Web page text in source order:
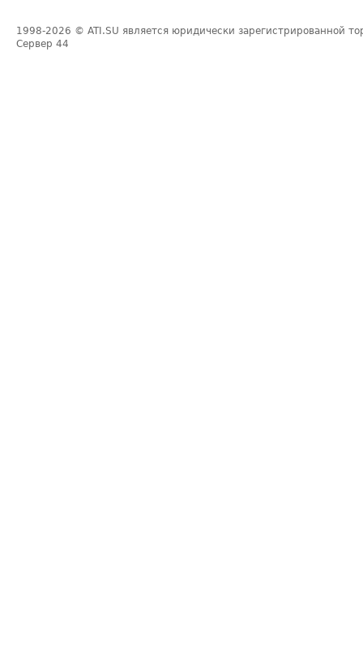
1998-2026 © ATI.SU является юридически зарегистрированной
Сервер 44